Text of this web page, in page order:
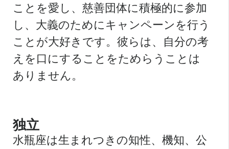
ことを愛し、慈善団体に積極的に参加
し、大義のためにキャンペーンを行う
ことが大好きです。彼らは、自分の考
えを口にすることをためらうことは
ありません。
独立
水瓶座は生まれつきの知性、機知、公